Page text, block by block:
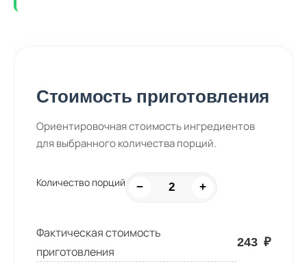
Стоимость приготовления
Ориентировочная стоимость ингредиентов
для выбранного количества порций.
Количество порций − +
Фактическая стоимость
приготовления
243 ₽